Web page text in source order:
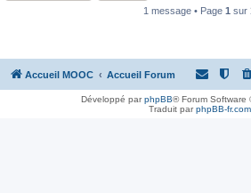
1 message • Page 1 sur
Accueil MOOC Accueil Forum
Développé parphpBB® Forum Software
Traduit parphpBB-fr.com